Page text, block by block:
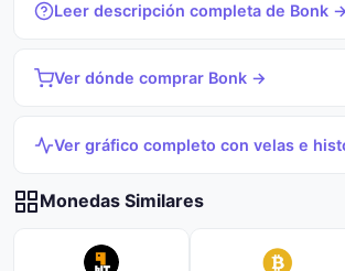
Leer descripción completa de Bonk →
Ver dónde comprar Bonk →
Ver gráfico completo con velas e
Monedas Similares